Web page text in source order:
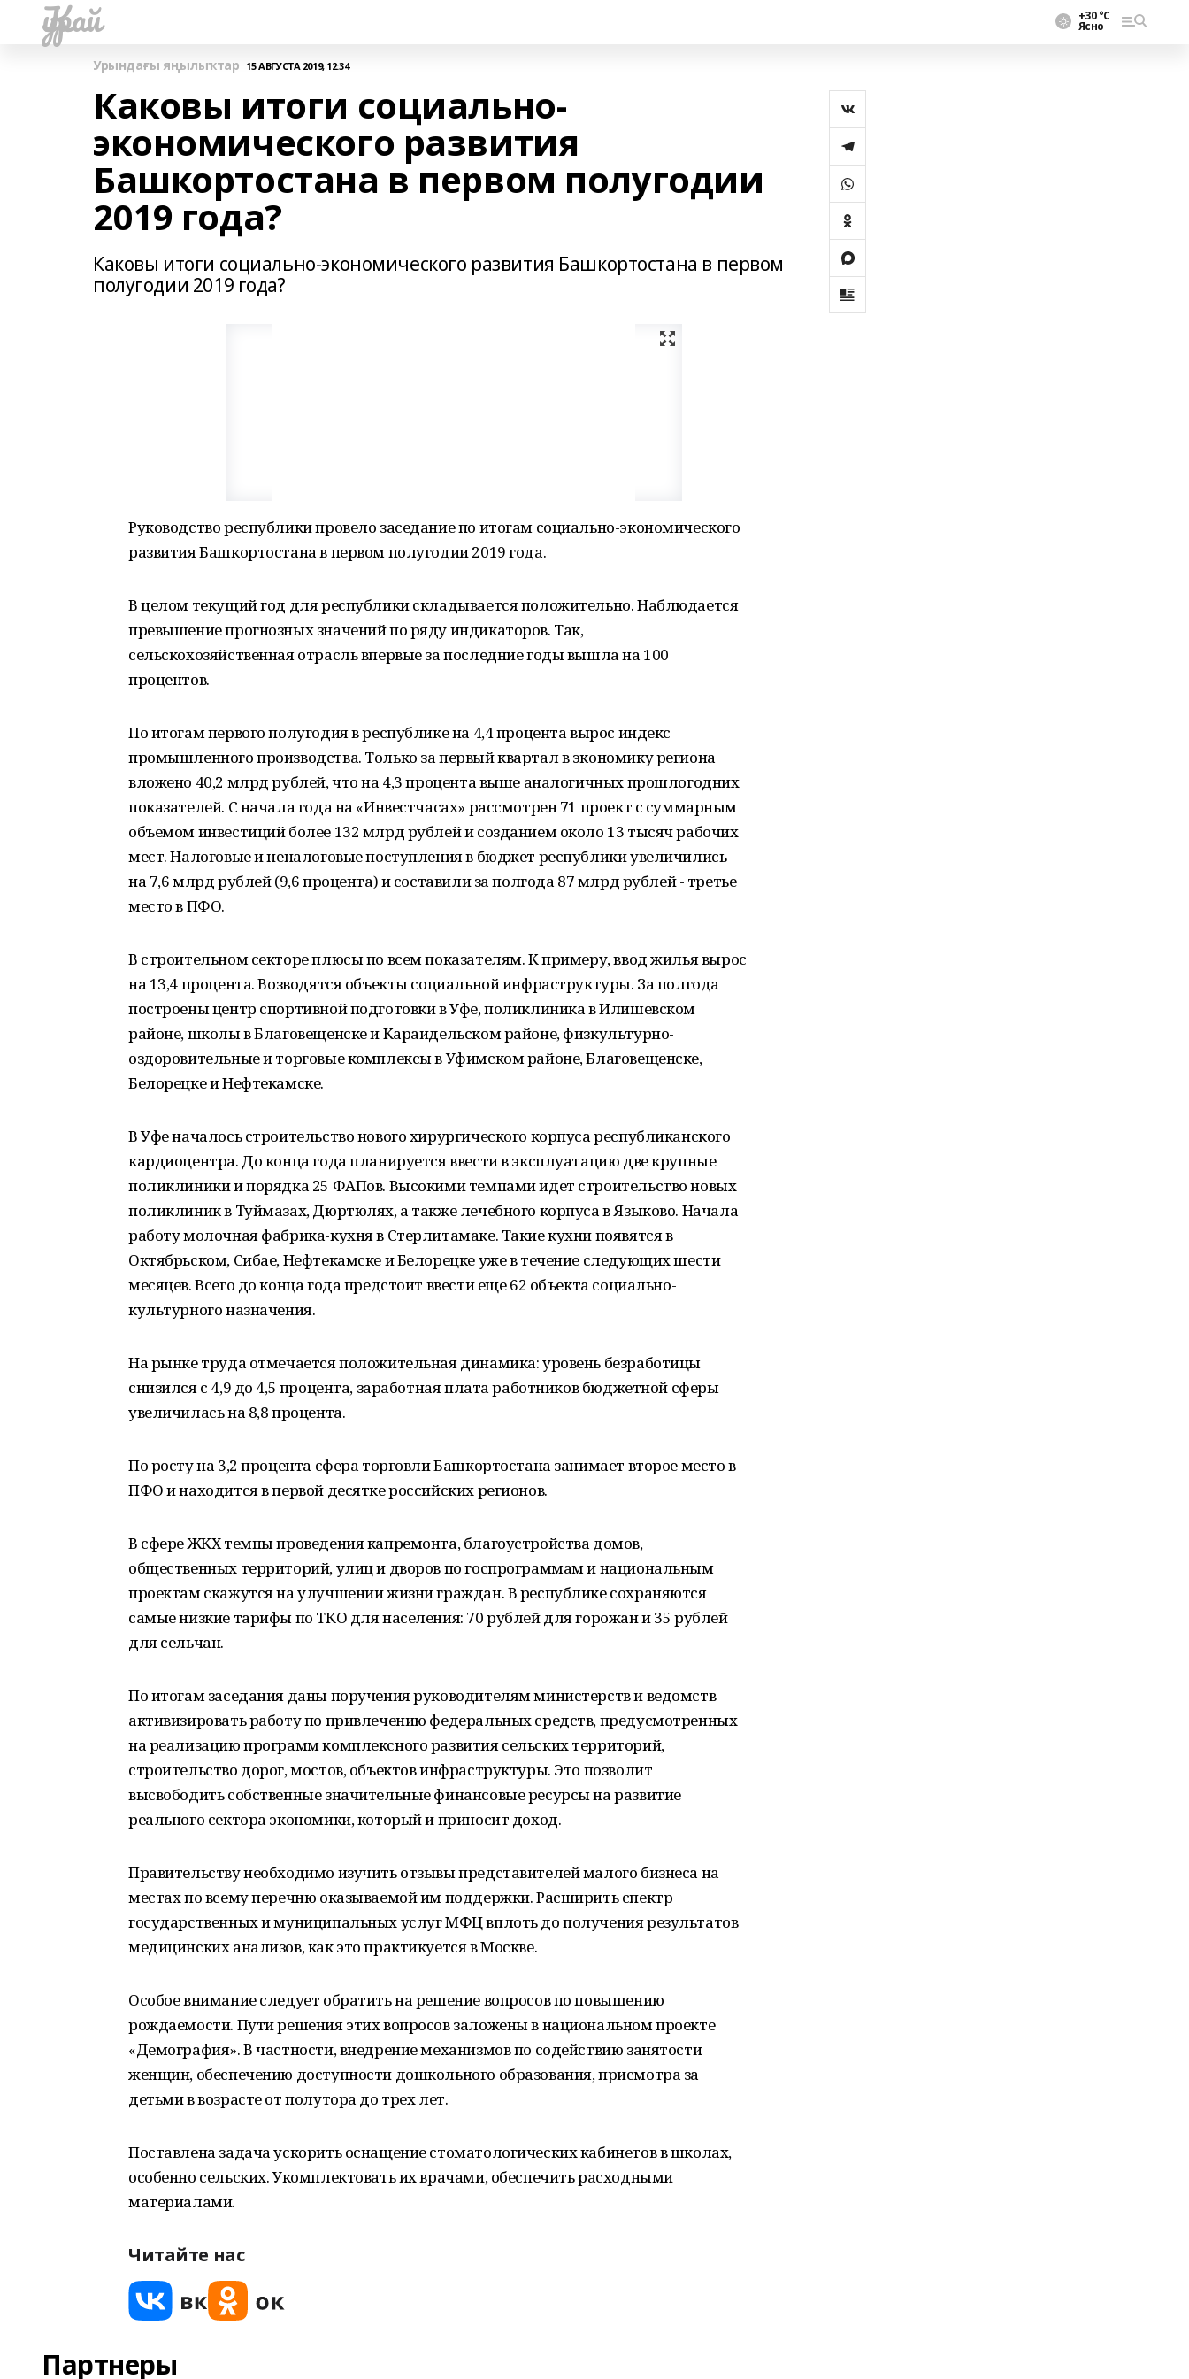
Ҡурай +30 °С
Ясно
Урындағы яңылыҡтар 15 АВГУСТА 2019, 12:34
Каковы итоги социально-
экономического развития
Башкортостана в первом полугодии
2019 года?
Каковы итоги социально-экономического развития Башкортостана в первом
полугодии 2019 года?
Руководство республики провело заседание по итогам социально-экономического
развития Башкортостана в первом полугодии 2019 года.
В целом текущий год для республики складывается положительно. Наблюдается
превышение прогнозных значений по ряду индикаторов. Так,
сельскохозяйственная отрасль впервые за последние годы вышла на 100
процентов.
По итогам первого полугодия в республике на 4,4 процента вырос индекс
промышленного производства. Только за первый квартал в экономику региона
вложено 40,2 млрд рублей, что на 4,3 процента выше аналогичных прошлогодних
показателей. С начала года на «Инвестчасах» рассмотрен 71 проект с суммарным
объемом инвестиций более 132 млрд рублей и созданием около 13 тысяч рабочих
мест. Налоговые и неналоговые поступления в бюджет республики увеличились
на 7,6 млрд рублей (9,6 процента) и составили за полгода 87 млрд рублей - третье
место в ПФО.
В строительном секторе плюсы по всем показателям. К примеру, ввод жилья вырос
на 13,4 процента. Возводятся объекты социальной инфраструктуры. За полгода
построены центр спортивной подготовки в Уфе, поликлиника в Илишевском
районе, школы в Благовещенске и Караидельском районе, физкультурно-
оздоровительные и торговые комплексы в Уфимском районе, Благовещенске,
Белорецке и Нефтекамске.
В Уфе началось строительство нового хирургического корпуса республиканского
кардиоцентра. До конца года планируется ввести в эксплуатацию две крупные
поликлиники и порядка 25 ФАПов. Высокими темпами идет строительство новых
поликлиник в Туймазах, Дюртюлях, а также лечебного корпуса в Языково. Начала
работу молочная фабрика-кухня в Стерлитамаке. Такие кухни появятся в
Октябрьском, Сибае, Нефтекамске и Белорецке уже в течение следующих шести
месяцев. Всего до конца года предстоит ввести еще 62 объекта социально-
культурного назначения.
На рынке труда отмечается положительная динамика: уровень безработицы
снизился с 4,9 до 4,5 процента, заработная плата работников бюджетной сферы
увеличилась на 8,8 процента.
По росту на 3,2 процента сфера торговли Башкортостана занимает второе место в
ПФО и находится в первой десятке российских регионов.
В сфере ЖКХ темпы проведения капремонта, благоустройства домов,
общественных территорий, улиц и дворов по госпрограммам и национальным
проектам скажутся на улучшении жизни граждан. В республике сохраняются
самые низкие тарифы по ТКО для населения: 70 рублей для горожан и 35 рублей
для сельчан.
По итогам заседания даны поручения руководителям министерств и ведомств
активизировать работу по привлечению федеральных средств, предусмотренных
на реализацию программ комплексного развития сельских территорий,
строительство дорог, мостов, объектов инфраструктуры. Это позволит
высвободить собственные значительные финансовые ресурсы на развитие
реального сектора экономики, который и приносит доход.
Правительству необходимо изучить отзывы представителей малого бизнеса на
местах по всему перечню оказываемой им поддержки. Расширить спектр
государственных и муниципальных услуг МФЦ вплоть до получения результатов
медицинских анализов, как это практикуется в Москве.
Особое внимание следует обратить на решение вопросов по повышению
рождаемости. Пути решения этих вопросов заложены в национальном проекте
«Демография». В частности, внедрение механизмов по содействию занятости
женщин, обеспечению доступности дошкольного образования, присмотра за
детьми в возрасте от полутора до трех лет.
Поставлена задача ускорить оснащение стоматологических кабинетов в школах,
особенно сельских. Укомплектовать их врачами, обеспечить расходными
материалами.
Читайте нас
Партнеры